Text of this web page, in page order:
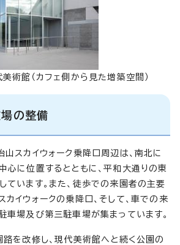
術館（カフェ側から見た増築空間）
場の整備
スカイウォーク乗降口周辺は、南北に
心に位置するとともに、平和大通りの東
ています。また、徒歩での来園者の主要
イウォークの乗降口、そして、車での来
車場及び第三駐車場が集まっています。
を改修し、現代美術館へと続く公園の